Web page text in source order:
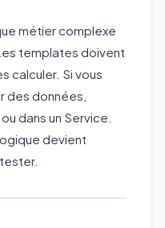
métier complexe
templates doivent
calculer. Si vous
des données,
dans un Service.
devient